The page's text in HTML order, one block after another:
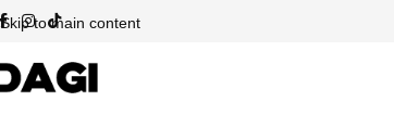
Skip to main content